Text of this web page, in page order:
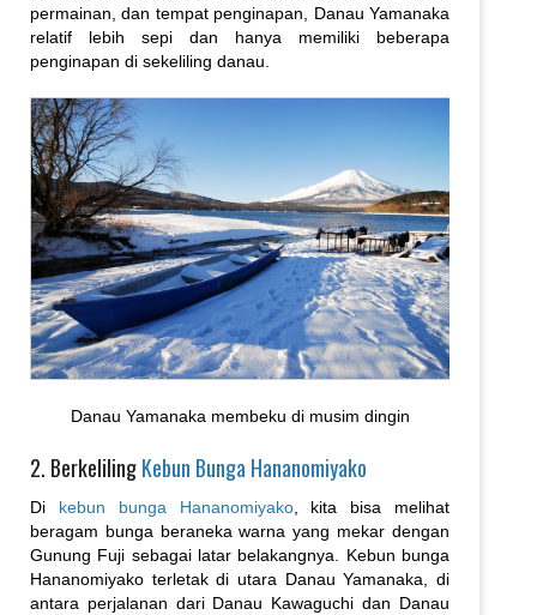
permainan, dan tempat penginapan, Danau Yamanaka
relatif lebih sepi dan hanya memiliki beberapa
penginapan di sekeliling danau.
Danau Yamanaka membeku di musim dingin
2. BerkelilingKebun Bunga Hananomiyako
Di kebun bunga Hananomiyako, kita bisa melihat
beragam bunga beraneka warna yang mekar dengan
Gunung Fuji sebagai latar belakangnya. Kebun bunga
Hananomiyako terletak di utara Danau Yamanaka, di
antara perjalanan dari Danau Kawaguchi dan Danau